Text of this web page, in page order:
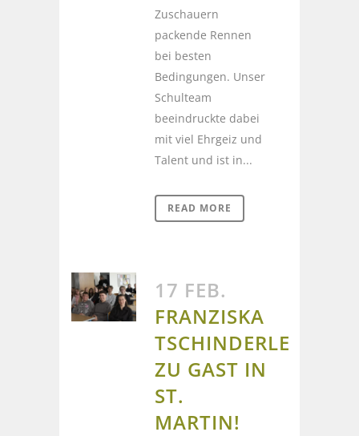
Zuschauern
packende Rennen
bei besten
Bedingungen. Unser
Schulteam
beeindruckte dabei
mit viel Ehrgeiz und
Talent und ist in...
READ MORE
17 FEB.
FRANZISKA
TSCHINDERLE
ZU GAST IN
ST.
MARTIN!